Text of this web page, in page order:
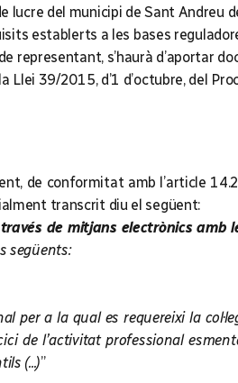
lucre del municipi de Sant
establerts a les bases
representant, s’haurà d’aportar
39/2015, d’1 d’octubre, del
de conformitat amb l’article
transcrit diu el següent:
de mitjans electrònics amb
següents:
per a la qual es requereixi la
de l’activitat professional
(...)”